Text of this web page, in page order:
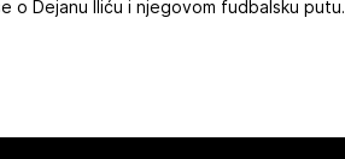
o Dejanu Iliću i njegovom fudbalsku putu.